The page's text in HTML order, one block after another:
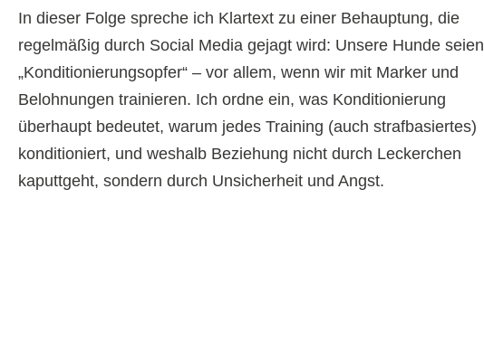
In dieser Folge spreche ich Klartext zu einer Behauptung, die
regelmäßig durch Social Media gejagt wird: Unsere Hunde seien
„Konditionierungsopfer“ – vor allem, wenn wir mit Marker und
Belohnungen trainieren. Ich ordne ein, was Konditionierung
überhaupt bedeutet, warum jedes Training (auch strafbasiertes)
konditioniert, und weshalb Beziehung nicht durch Leckerchen
kaputtgeht, sondern durch Unsicherheit und Angst.